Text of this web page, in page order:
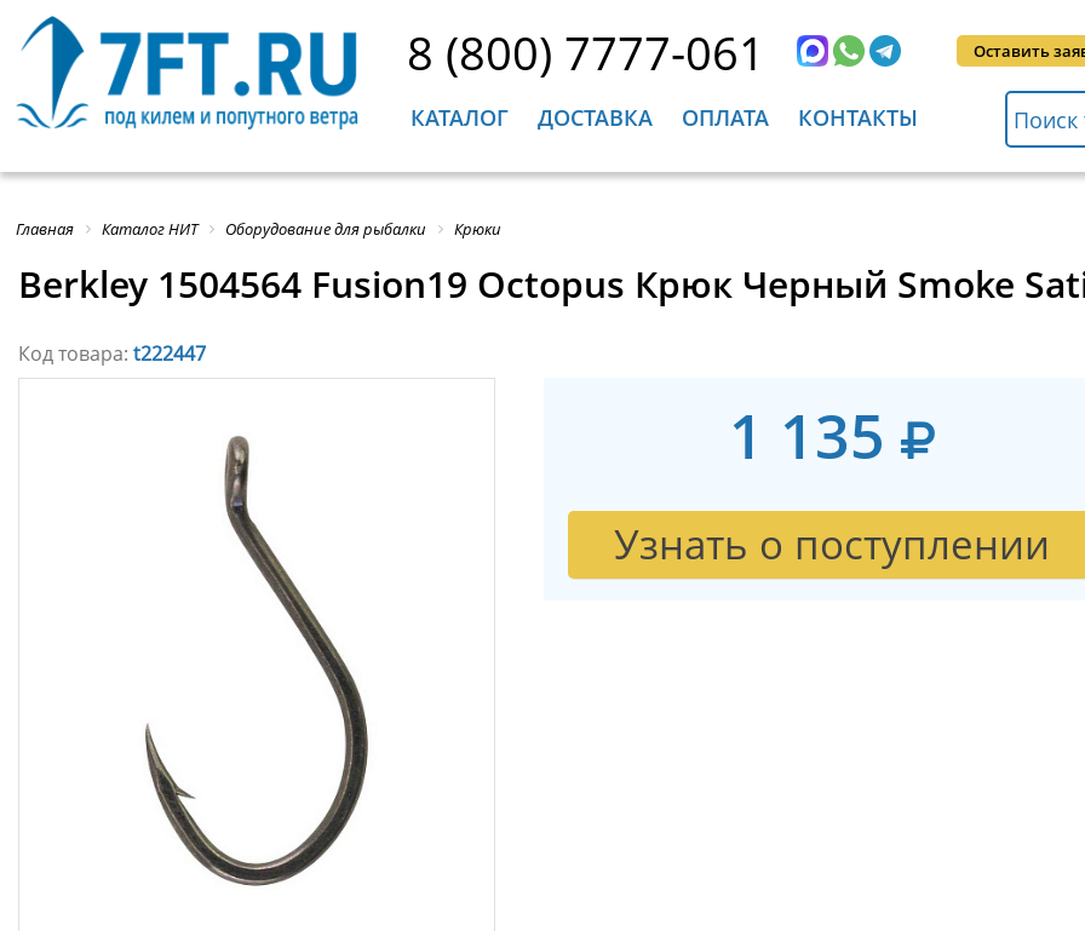
8 (800) 7777-061 Оставить
КАТАЛОГ ДОСТАВКА ОПЛАТА КОНТАКТЫ
Главная Каталог НИТ Оборудование для рыбалки Крюки
Berkley 1504564 Fusion19 Octopus Крюк Черный Smoke
Код товара: t222447
1 135
Узнать о поступлении